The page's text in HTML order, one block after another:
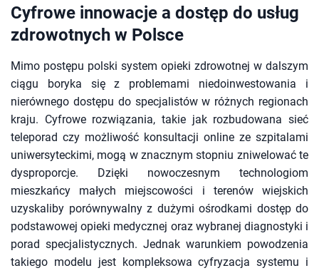
Cyfrowe innowacje a dostęp do usług
zdrowotnych w Polsce
Mimo postępu polski system opieki zdrowotnej w dalszym
ciągu boryka się z problemami niedoinwestowania i
nierównego dostępu do specjalistów w różnych regionach
kraju. Cyfrowe rozwiązania, takie jak rozbudowana sieć
teleporad czy możliwość konsultacji online ze szpitalami
uniwersyteckimi, mogą w znacznym stopniu zniwelować te
dysproporcje. Dzięki nowoczesnym technologiom
mieszkańcy małych miejscowości i terenów wiejskich
uzyskaliby porównywalny z dużymi ośrodkami dostęp do
podstawowej opieki medycznej oraz wybranej diagnostyki i
porad specjalistycznych. Jednak warunkiem powodzenia
takiego modelu jest kompleksowa cyfryzacja systemu i